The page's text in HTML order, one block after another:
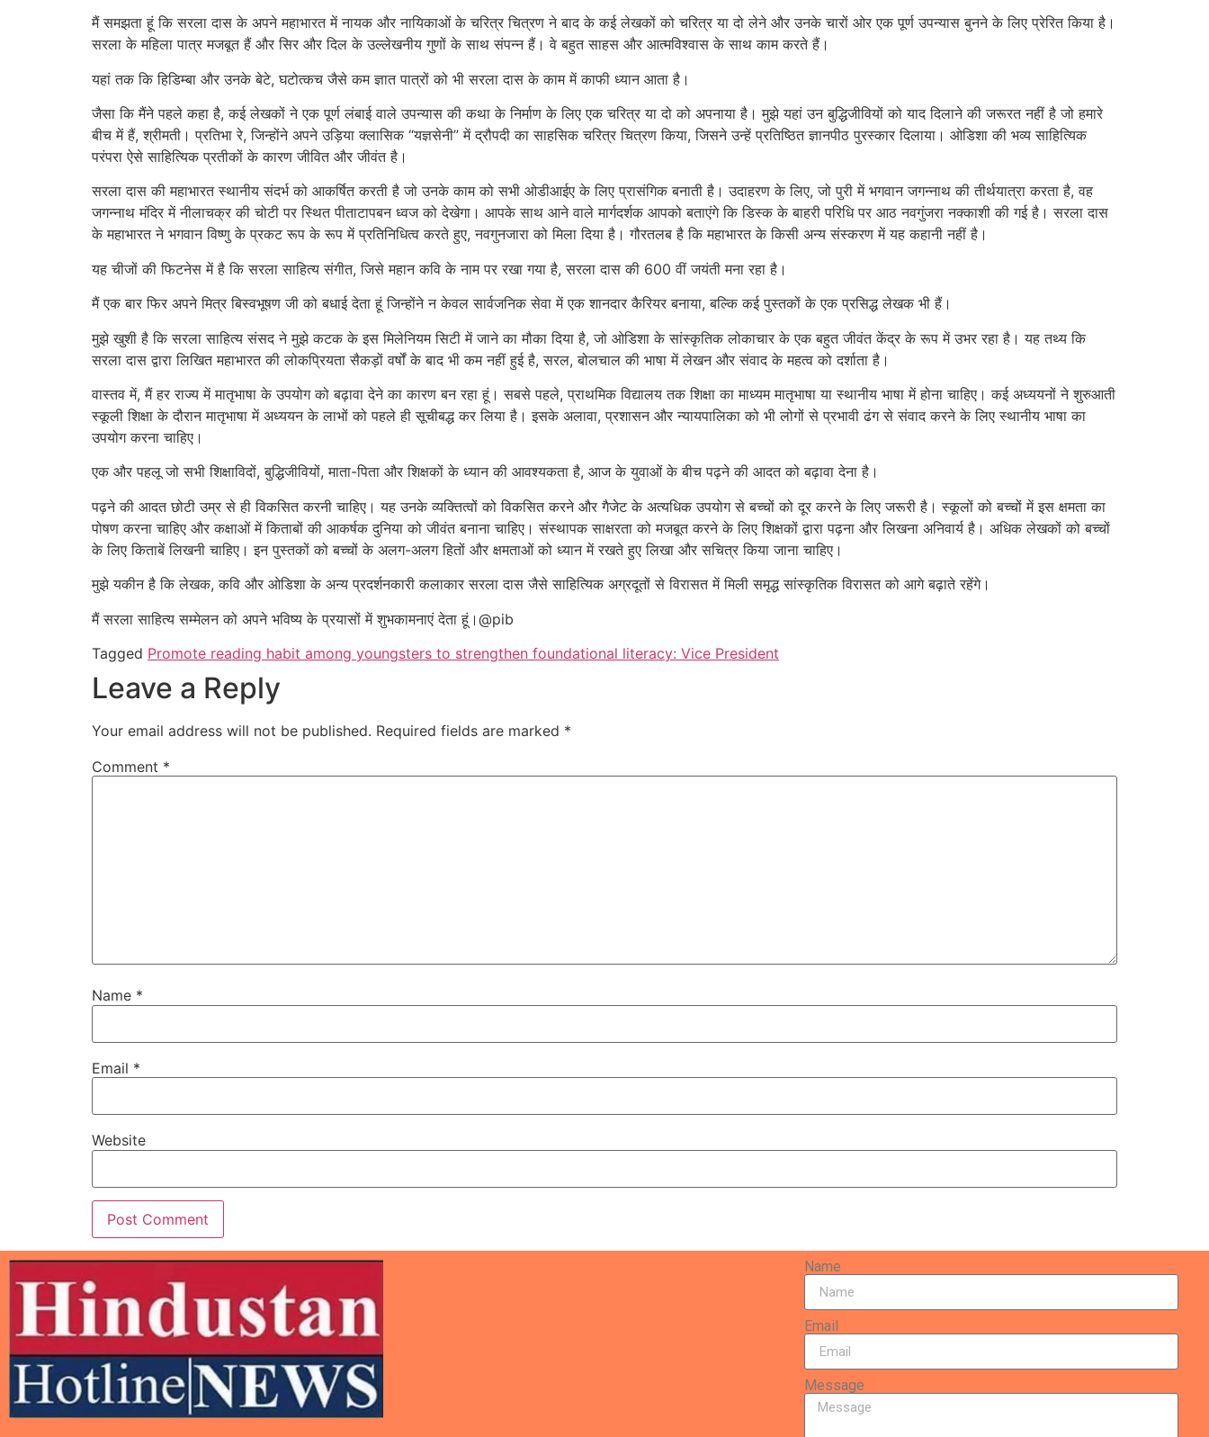
मैं समझता हूं कि सरला दास के अपने महाभारत में नायक और नायिकाओं के चरित्र चित्रण ने बाद के कई लेखकों को चरित्र या दो लेने और उनके चारों ओर एक पूर्ण उपन्यास बुनने के लिए प्रेरित किया है।
सरला के महिला पात्र मजबूत हैं और सिर और दिल के उल्लेखनीय गुणों के साथ संपन्न हैं। वे बहुत साहस और आत्मविश्वास के साथ काम करते हैं।
यहां तक ​​कि हिडिम्बा और उनके बेटे, घटोत्कच जैसे कम ज्ञात पात्रों को भी सरला दास के काम में काफी ध्यान आता है।
जैसा कि मैंने पहले कहा है, कई लेखकों ने एक पूर्ण लंबाई वाले उपन्यास की कथा के निर्माण के लिए एक चरित्र या दो को अपनाया है। मुझे यहां उन बुद्धिजीवियों को याद दिलाने की जरूरत नहीं है जो हमारे
बीच में हैं, श्रीमती। प्रतिभा रे, जिन्होंने अपने उड़िया क्लासिक “यज्ञसेनी” में द्रौपदी का साहसिक चरित्र चित्रण किया, जिसने उन्हें प्रतिष्ठित ज्ञानपीठ पुरस्कार दिलाया। ओडिशा की भव्य साहित्यिक
परंपरा ऐसे साहित्यिक प्रतीकों के कारण जीवित और जीवंत है।
सरला दास की महाभारत स्थानीय संदर्भ को आकर्षित करती है जो उनके काम को सभी ओडीआईए के लिए प्रासंगिक बनाती है। उदाहरण के लिए, जो पुरी में भगवान जगन्नाथ की तीर्थयात्रा करता है, वह
जगन्नाथ मंदिर में नीलाचक्र की चोटी पर स्थित पीताटापबन ध्वज को देखेगा। आपके साथ आने वाले मार्गदर्शक आपको बताएंगे कि डिस्क के बाहरी परिधि पर आठ नवगुंजरा नक्काशी की गई है। सरला दास
के महाभारत ने भगवान विष्णु के प्रकट रूप के रूप में प्रतिनिधित्व करते हुए, नवगुनजारा को मिला दिया है। गौरतलब है कि महाभारत के किसी अन्य संस्करण में यह कहानी नहीं है।
यह चीजों की फिटनेस में है कि सरला साहित्य संगीत, जिसे महान कवि के नाम पर रखा गया है, सरला दास की 600 वीं जयंती मना रहा है।
मैं एक बार फिर अपने मित्र बिस्वभूषण जी को बधाई देता हूं जिन्होंने न केवल सार्वजनिक सेवा में एक शानदार कैरियर बनाया, बल्कि कई पुस्तकों के एक प्रसिद्ध लेखक भी हैं।
मुझे खुशी है कि सरला साहित्य संसद ने मुझे कटक के इस मिलेनियम सिटी में जाने का मौका दिया है, जो ओडिशा के सांस्कृतिक लोकाचार के एक बहुत जीवंत केंद्र के रूप में उभर रहा है। यह तथ्य कि
सरला दास द्वारा लिखित महाभारत की लोकप्रियता सैकड़ों वर्षों के बाद भी कम नहीं हुई है, सरल, बोलचाल की भाषा में लेखन और संवाद के महत्व को दर्शाता है।
वास्तव में, मैं हर राज्य में मातृभाषा के उपयोग को बढ़ावा देने का कारण बन रहा हूं। सबसे पहले, प्राथमिक विद्यालय तक शिक्षा का माध्यम मातृभाषा या स्थानीय भाषा में होना चाहिए। कई अध्ययनों ने शुरुआती
स्कूली शिक्षा के दौरान मातृभाषा में अध्ययन के लाभों को पहले ही सूचीबद्ध कर लिया है। इसके अलावा, प्रशासन और न्यायपालिका को भी लोगों से प्रभावी ढंग से संवाद करने के लिए स्थानीय भाषा का
उपयोग करना चाहिए।
एक और पहलू जो सभी शिक्षाविदों, बुद्धिजीवियों, माता-पिता और शिक्षकों के ध्यान की आवश्यकता है, आज के युवाओं के बीच पढ़ने की आदत को बढ़ावा देना है।
पढ़ने की आदत छोटी उम्र से ही विकसित करनी चाहिए। यह उनके व्यक्तित्वों को विकसित करने और गैजेट के अत्यधिक उपयोग से बच्चों को दूर करने के लिए जरूरी है। स्कूलों को बच्चों में इस क्षमता का
पोषण करना चाहिए और कक्षाओं में किताबों की आकर्षक दुनिया को जीवंत बनाना चाहिए। संस्थापक साक्षरता को मजबूत करने के लिए शिक्षकों द्वारा पढ़ना और लिखना अनिवार्य है। अधिक लेखकों को बच्चों
के लिए किताबें लिखनी चाहिए। इन पुस्तकों को बच्चों के अलग-अलग हितों और क्षमताओं को ध्यान में रखते हुए लिखा और सचित्र किया जाना चाहिए।
मुझे यकीन है कि लेखक, कवि और ओडिशा के अन्य प्रदर्शनकारी कलाकार सरला दास जैसे साहित्यिक अग्रदूतों से विरासत में मिली समृद्ध सांस्कृतिक विरासत को आगे बढ़ाते रहेंगे।
मैं सरला साहित्य सम्मेलन को अपने भविष्य के प्रयासों में शुभकामनाएं देता हूं।@pib
Tagged Promote reading habit among youngsters to strengthen foundational literacy: Vice President
Leave a Reply
Your email address will not be published. Required fields are marked *
Comment *
Name *
Email *
Website
Name
Email
Message